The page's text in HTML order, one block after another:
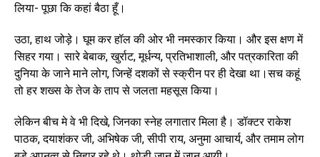
लिया- पूछा कि कहां बैठा हूँ।
उठा, हाथ जोड़े। घूम कर हॉल की ओर भी नमस्कार किया। और इस क्षण में
सिहर गया। सारे बेबाक, खुर्राट, मूर्धन्य, प्रतिभाशाली, और पत्रकारिता की
दुनिया के जाने माने लोग, जिन्हें दशकों से स्क्रीन पर ही देखा था।सच कहूं
तो हर शख्स के तेज के ताप से जलता महसूस किया।
लेकिन बीच मे वे भी दिखे, जिनका स्नेह लगातार मिला है। डॉक्टर राकेश
पाठक, दयाशंकर जी, अभिषेक जी, सीपी राय, अनुमा आचार्य, और तमाम लोग